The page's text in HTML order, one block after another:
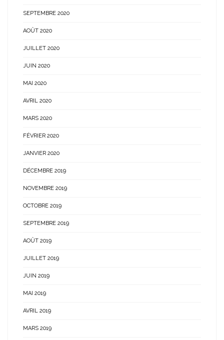
SEPTEMBRE 2020
AOÛT 2020
JUILLET 2020
JUIN 2020
MAI 2020
AVRIL 2020
MARS 2020
FÉVRIER 2020
JANVIER 2020
DÉCEMBRE 2019
NOVEMBRE 2019
OCTOBRE 2019
SEPTEMBRE 2019
AOÛT 2019
JUILLET 2019
JUIN 2019
MAI 2019
AVRIL 2019
MARS 2019